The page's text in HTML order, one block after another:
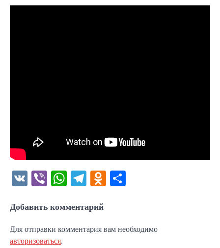
VK ViberWhatsApp
Telegram
Odnoklassniki
Добавить комментарий
Для отправки комментария вам необходимо
авторизоваться.